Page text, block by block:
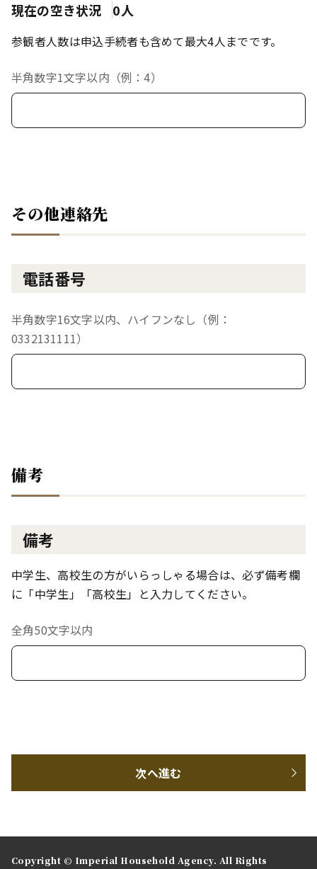
現在の空き状況 0人
参観者人数は申込手続者も含めて最大4人までです。
半角数字1文字以内（例：4）
その他連絡先
電話番号
半角数字16文字以内、ハイフンなし（例：
0332131111）
備考
備考
中学生、高校生の方がいらっしゃる場合は、必ず備考欄
に「中学生」「高校生」と入力してください。
全角50文字以内
次へ進む
Copyright © Imperial Household Agency. All Rights